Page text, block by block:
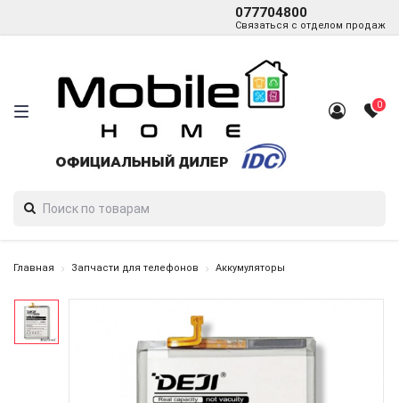
077704800
Связаться с отделом продаж
0
Главная Запчасти для телефонов Аккумуляторы